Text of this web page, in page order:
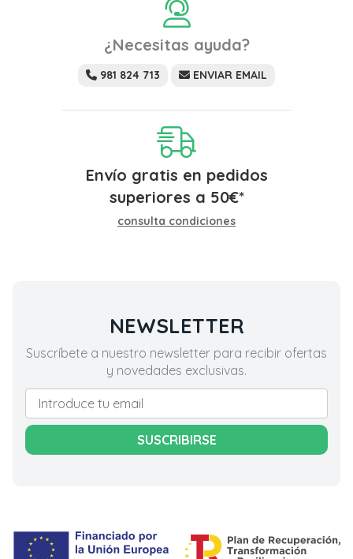
¿Necesitas ayuda?
981 824 713 ENVIAR EMAIL
Envío gratis en pedidos
superiores a 50€*
consulta condiciones
NEWSLETTER
Suscríbete a nuestro newsletter para recibir ofertas
y novedades exclusivas.
SUSCRIBIRSE